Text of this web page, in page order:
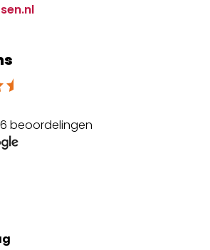
uit 5
beoordelingen